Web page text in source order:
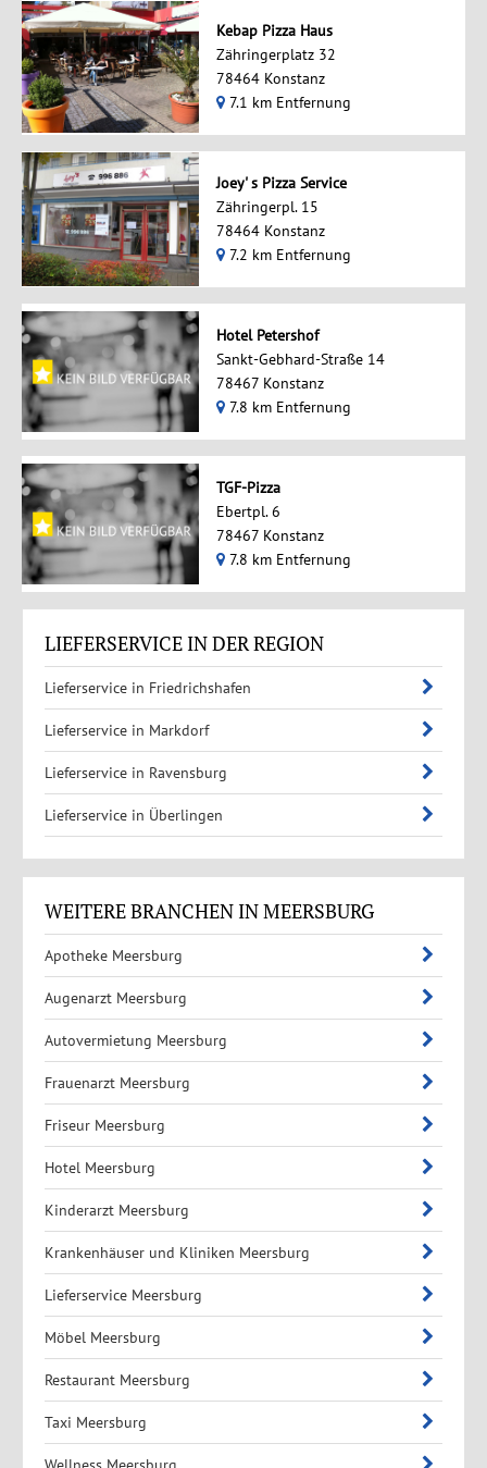
Kebap Pizza Haus
Zähringerplatz 32
78464 Konstanz
7.1 km Entfernung
Joey' s Pizza Service
Zähringerpl. 15
78464 Konstanz
7.2 km Entfernung
Hotel Petershof
Sankt-Gebhard-Straße 14
78467 Konstanz
7.8 km Entfernung
TGF-Pizza
Ebertpl. 6
78467 Konstanz
7.8 km Entfernung
LIEFERSERVICE IN DER REGION
Lieferservice in Friedrichshafen
Lieferservice in Markdorf
Lieferservice in Ravensburg
Lieferservice in Überlingen
WEITERE BRANCHEN IN MEERSBURG
Apotheke Meersburg
Augenarzt Meersburg
Autovermietung Meersburg
Frauenarzt Meersburg
Friseur Meersburg
Hotel Meersburg
Kinderarzt Meersburg
Krankenhäuser und Kliniken Meersburg
Lieferservice Meersburg
Möbel Meersburg
Restaurant Meersburg
Taxi Meersburg